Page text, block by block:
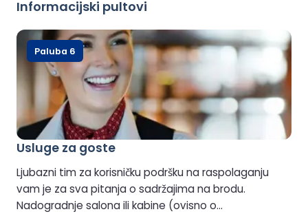
Informacijski pultovi
Usluge za goste
Ljubazni tim za korisničku podršku na raspolaganju
vam je za sva pitanja o sadržajima na brodu.
Nadogradnje salona ili kabine (ovisno o
Paluba 6